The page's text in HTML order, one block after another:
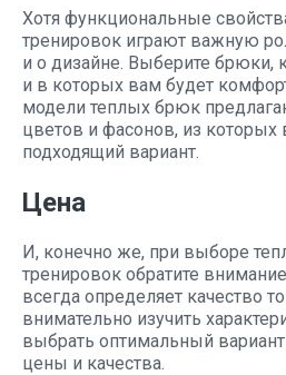
Хотя функциональные
тренировок играют важную
и о дизайне. Выберите брюки,
и в которых вам будет
модели теплых брюк
цветов и фасонов, из
подходящий вариант.
Цена
И, конечно же, при выборе
тренировок обратите
всегда определяет качество
внимательно изучить
выбрать оптимальный
цены и качества.